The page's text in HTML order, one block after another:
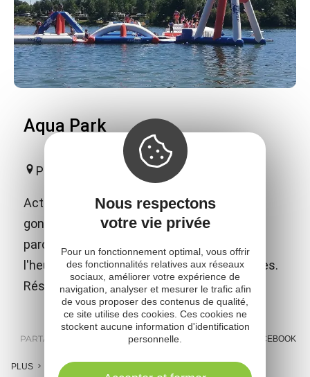
Aqua Park
Pont-de-Salars
Activités aqua-ludiques sur des structures
gonflables. Baignade, sauts, glissades et
parcours aquatiques dès 7 ans. Location à
l'heure ou à la demi-journée. Pédalos, paddles.
Réservation sur place.
PARTAGER : E-MAIL MESSENGER FACEBOOK
PLUS
Nous respectons
votre vie privée
Pour un fonctionnement optimal, vous offrir
des fonctionnalités relatives aux réseaux
sociaux, améliorer votre expérience de
navigation, analyser et mesurer le trafic afin
de vous proposer des contenus de qualité,
ce site utilise des cookies. Ces cookies ne
stockent aucune information d'identification
personnelle.